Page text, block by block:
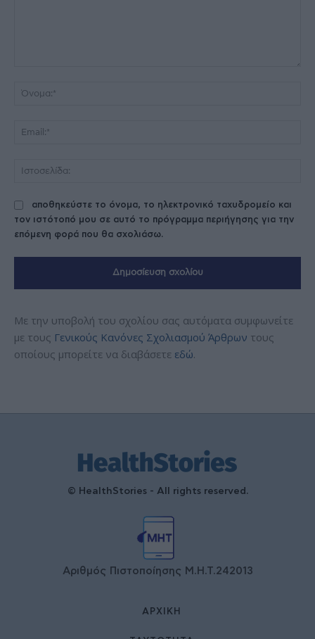
αποθηκεύστε το όνομα, το ηλεκτρονικό ταχυδρομείο και
τον ιστότοπό μου σε αυτό το πρόγραμμα περιήγησης για την
επόμενη φορά που θα σχολιάσω.
Με την υποβολή του σχολίου σας αυτόματα συμφωνείτε
με τους Γενικούς Κανόνες Σχολιασμού Άρθρων τους
οποίους μπορείτε να διαβάσετε εδώ.
© HealthStories - All rights reserved.
Αριθμός Πιστοποίησης Μ.Η.Τ.242013
ΑΡΧΙΚΉ